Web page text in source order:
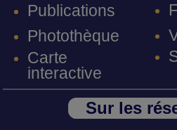
Publications
Photothèque
Carte
interactive
Sur les